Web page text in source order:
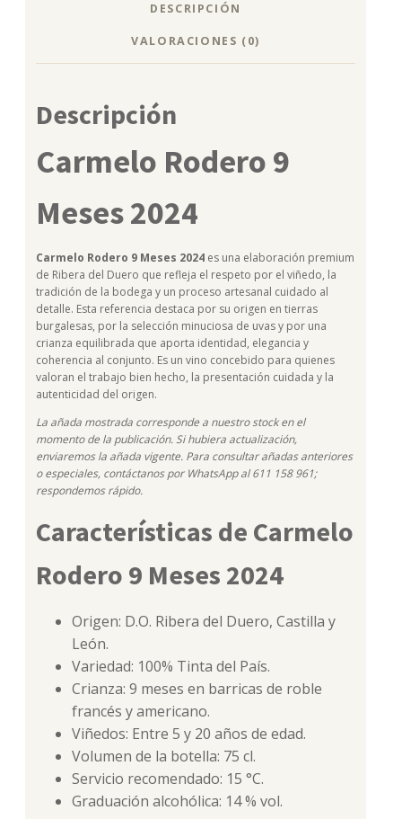
DESCRIPCIÓN
VALORACIONES (0)
Descripción
Carmelo Rodero 9
Meses 2024
Carmelo Rodero 9 Meses 2024 es una elaboración premium
de Ribera del Duero que refleja el respeto por el viñedo, la
tradición de la bodega y un proceso artesanal cuidado al
detalle. Esta referencia destaca por su origen en tierras
burgalesas, por la selección minuciosa de uvas y por una
crianza equilibrada que aporta identidad, elegancia y
coherencia al conjunto. Es un vino concebido para quienes
valoran el trabajo bien hecho, la presentación cuidada y la
autenticidad del origen.
La añada mostrada corresponde a nuestro stock en el
momento de la publicación. Si hubiera actualización,
enviaremos la añada vigente. Para consultar añadas anteriores
o especiales, contáctanos por WhatsApp al 611 158 961;
respondemos rápido.
Características de Carmelo
Rodero 9 Meses 2024
Origen: D.O. Ribera del Duero, Castilla y
León.
Variedad: 100% Tinta del País.
Crianza: 9 meses en barricas de roble
francés y americano.
Viñedos: Entre 5 y 20 años de edad.
Volumen de la botella: 75 cl.
Servicio recomendado: 15 °C.
Graduación alcohólica: 14 % vol.